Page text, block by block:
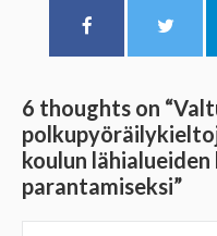
6 thoughts on “
koulun
parantamiseksi”